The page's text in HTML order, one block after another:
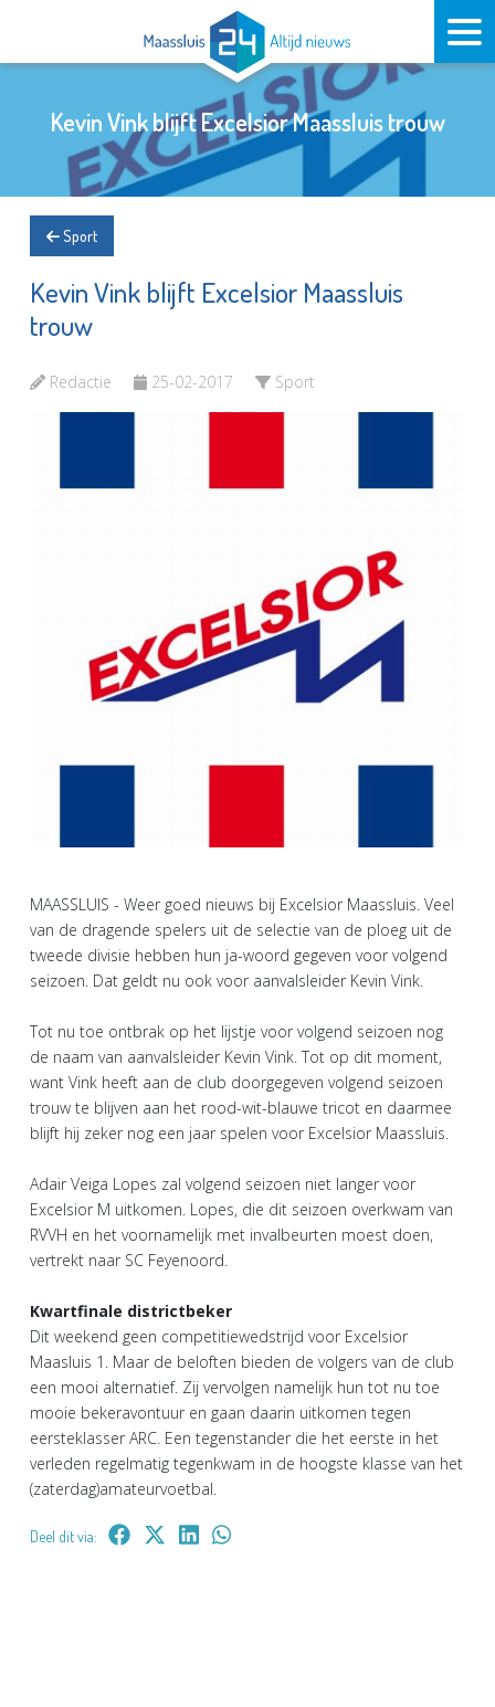
Kevin Vink blijft Excelsior Maassluis trouw
Sport
Kevin Vink blijft Excelsior Maassluis
trouw
Redactie 25-02-2017 Sport
MAASSLUIS - Weer goed nieuws bij Excelsior Maassluis. Veel
van de dragende spelers uit de selectie van de ploeg uit de
tweede divisie hebben hun ja-woord gegeven voor volgend
seizoen. Dat geldt nu ook voor aanvalsleider Kevin Vink.
Tot nu toe ontbrak op het lijstje voor volgend seizoen nog
de naam van aanvalsleider Kevin Vink. Tot op dit moment,
want Vink heeft aan de club doorgegeven volgend seizoen
trouw te blijven aan het rood-wit-blauwe tricot en daarmee
blijft hij zeker nog een jaar spelen voor Excelsior Maassluis.
Adair Veiga Lopes zal volgend seizoen niet langer voor
Excelsior M uitkomen. Lopes, die dit seizoen overkwam van
RVVH en het voornamelijk met invalbeurten moest doen,
vertrekt naar SC Feyenoord.
Kwartfinale districtbeker
Dit weekend geen competitiewedstrijd voor Excelsior
Maasluis 1. Maar de beloften bieden de volgers van de club
een mooi alternatief. Zij vervolgen namelijk hun tot nu toe
mooie bekeravontuur en gaan daarin uitkomen tegen
eersteklasser ARC. Een tegenstander die het eerste in het
verleden regelmatig tegenkwam in de hoogste klasse van het
(zaterdag)amateurvoetbal.
Deel dit via: